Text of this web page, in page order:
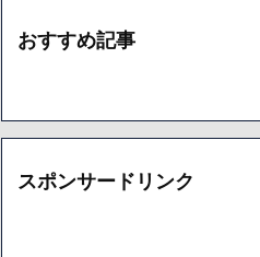
おすすめ記事
スポンサードリンク